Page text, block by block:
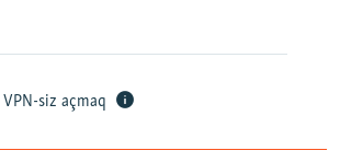
VPN-siz açmaq